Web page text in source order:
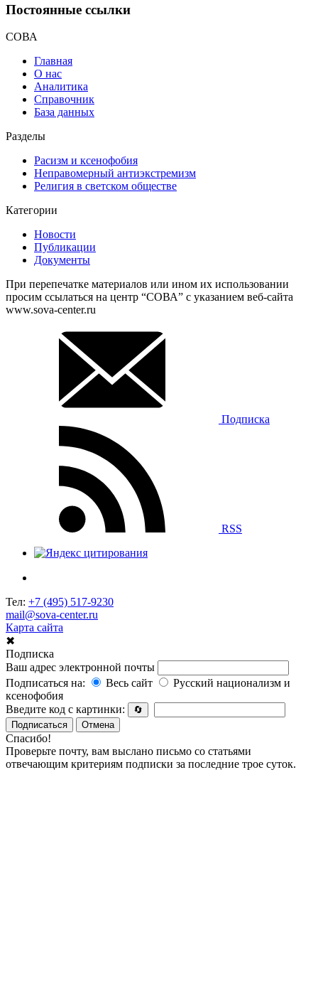
Постоянные ссылки
СОВА
Главная
О нас
Аналитика
Справочник
База данных
Разделы
Расизм и ксенофобия
Неправомерный антиэкстремизм
Религия в светском обществе
Категории
Новости
Публикации
Документы
При перепечатке материалов или ином их использовании
просим ссылаться на центр “СОВА” с указанием веб-сайта
www.sova-center.ru
Подписка
RSS
Тел: +7 (495) 517-9230
mail@sova-center.ru
Карта сайта
✖
Подписка
Ваш адрес электронной почты
Подписаться на:
Весь сайт
Русский национализм и
ксенофобия
Введите код с картинки:
🔄
Подписаться
Отмена
Спасибо!
Проверьте почту, вам выслано письмо со статьями
отвечающим критериям подписки за последние трое суток.